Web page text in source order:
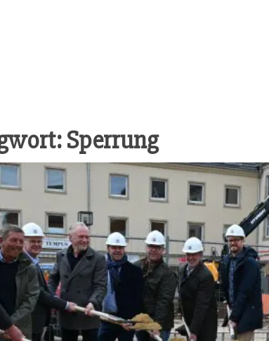
Sperrung